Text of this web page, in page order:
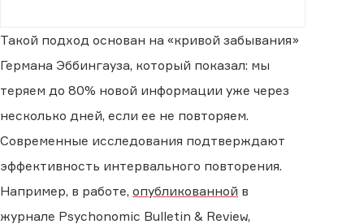
Такой подход основан на «кривой забывания»
Германа Эббингауза, который показал: мы
теряем до 80% новой информации уже через
несколько дней, если ее не повторяем.
Современные исследования подтверждают
эффективность интервального повторения.
Например, в работе, опубликованной в
журнале Psychonomic Bulletin & Review,